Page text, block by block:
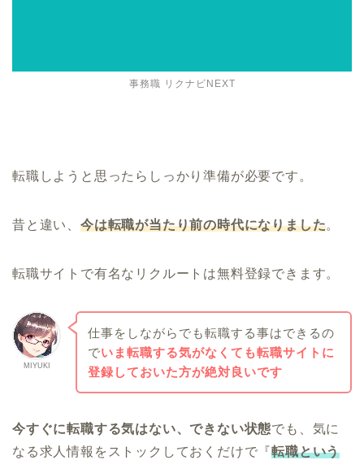
事務職 リクナビNEXT
転職しようと思ったらしっかり準備が必要です。
昔と違い、 今は転職が当たり前の時代になりました。
転職サイトで有名なリクルートは無料登録できます。
MIYUKI
仕事をしながらでも転職する事はできるの
でいま転職する気がなくても転職サイトに
登録しておいた方が絶対良いです
今すぐに転職する気はない、できない状態でも、気に
なる求人情報をストックしておくだけで『転職という